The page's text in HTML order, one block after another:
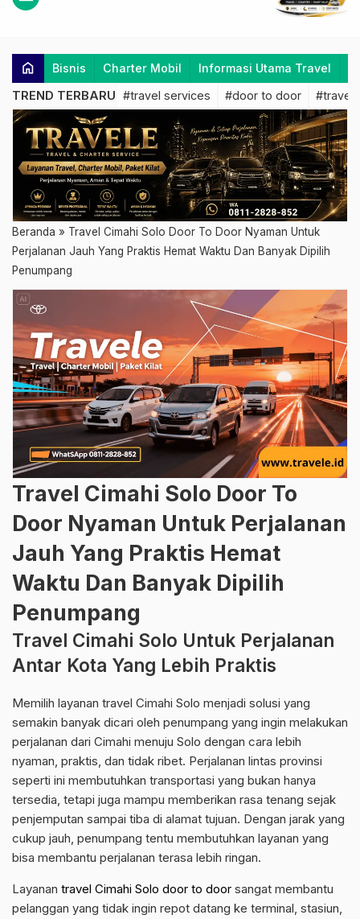
home Bisnis Charter Mobil Informasi Utama Travel
TREND TERBARU #travel services #door to door #travel
Beranda » Travel Cimahi Solo Door To Door Nyaman Untuk
Perjalanan Jauh Yang Praktis Hemat Waktu Dan Banyak Dipilih
Penumpang
Travel Cimahi Solo Door To
Door Nyaman Untuk Perjalanan
Jauh Yang Praktis Hemat
Waktu Dan Banyak Dipilih
Penumpang
Travel Cimahi Solo Untuk Perjalanan
Antar Kota Yang Lebih Praktis
Memilih layanan travel Cimahi Solo menjadi solusi yang
semakin banyak dicari oleh penumpang yang ingin melakukan
perjalanan dari Cimahi menuju Solo dengan cara lebih
nyaman, praktis, dan tidak ribet. Perjalanan lintas provinsi
seperti ini membutuhkan transportasi yang bukan hanya
tersedia, tetapi juga mampu memberikan rasa tenang sejak
penjemputan sampai tiba di alamat tujuan. Dengan jarak yang
cukup jauh, penumpang tentu membutuhkan layanan yang
bisa membantu perjalanan terasa lebih ringan.
Layanan travel Cimahi Solo door to door sangat membantu
pelanggan yang tidak ingin repot datang ke terminal, stasiun,